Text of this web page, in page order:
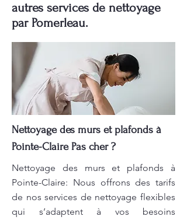
autres services de nettoyage
par Pomerleau.
Nettoyage des murs et plafonds à
Pointe-Claire Pas cher ?
Nettoyage des murs et plafonds à
Pointe-Claire: Nous offrons des tarifs
de nos services de nettoyage flexibles
qui s’adaptent à vos besoins